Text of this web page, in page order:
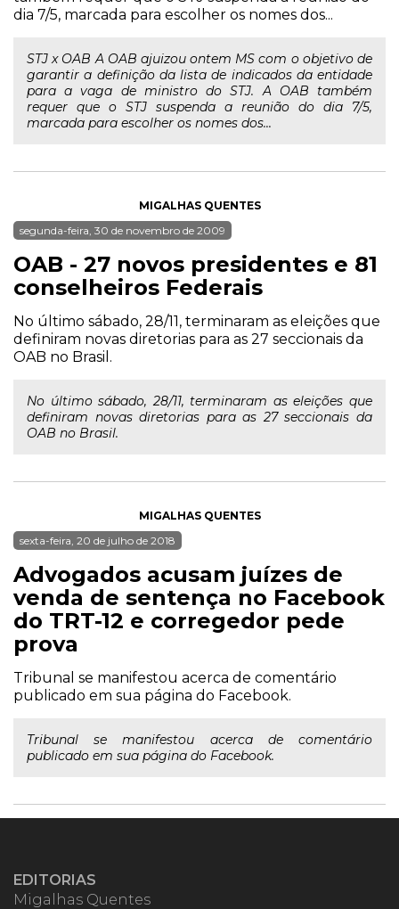
dia 7/5, marcada para escolher os nomes dos...
STJ x OAB A OAB ajuizou ontem MS com o objetivo de
garantir a definição da lista de indicados da entidade
para a vaga de ministro do STJ. A OAB também
requer que o STJ suspenda a reunião do dia 7/5,
marcada para escolher os nomes dos...
MIGALHAS QUENTES
segunda-feira, 30 de novembro de 2009
OAB - 27 novos presidentes e 81
conselheiros Federais
No último sábado, 28/11, terminaram as eleições que
definiram novas diretorias para as 27 seccionais da
OAB no Brasil.
No último sábado, 28/11, terminaram as eleições que
definiram novas diretorias para as 27 seccionais da
OAB no Brasil.
MIGALHAS QUENTES
sexta-feira, 20 de julho de 2018
Advogados acusam juízes de
venda de sentença no Facebook
do TRT-12 e corregedor pede
prova
Tribunal se manifestou acerca de comentário
publicado em sua página do Facebook.
Tribunal se manifestou acerca de comentário
publicado em sua página do Facebook.
EDITORIAS
Migalhas Quentes